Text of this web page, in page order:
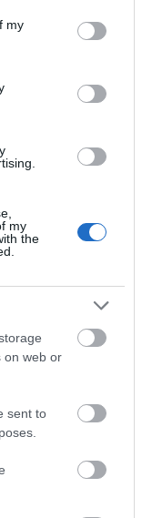
You may click to
third-party tags to
in below Google
my
my
the
on web or
sent to
που θα σχολιάσω.